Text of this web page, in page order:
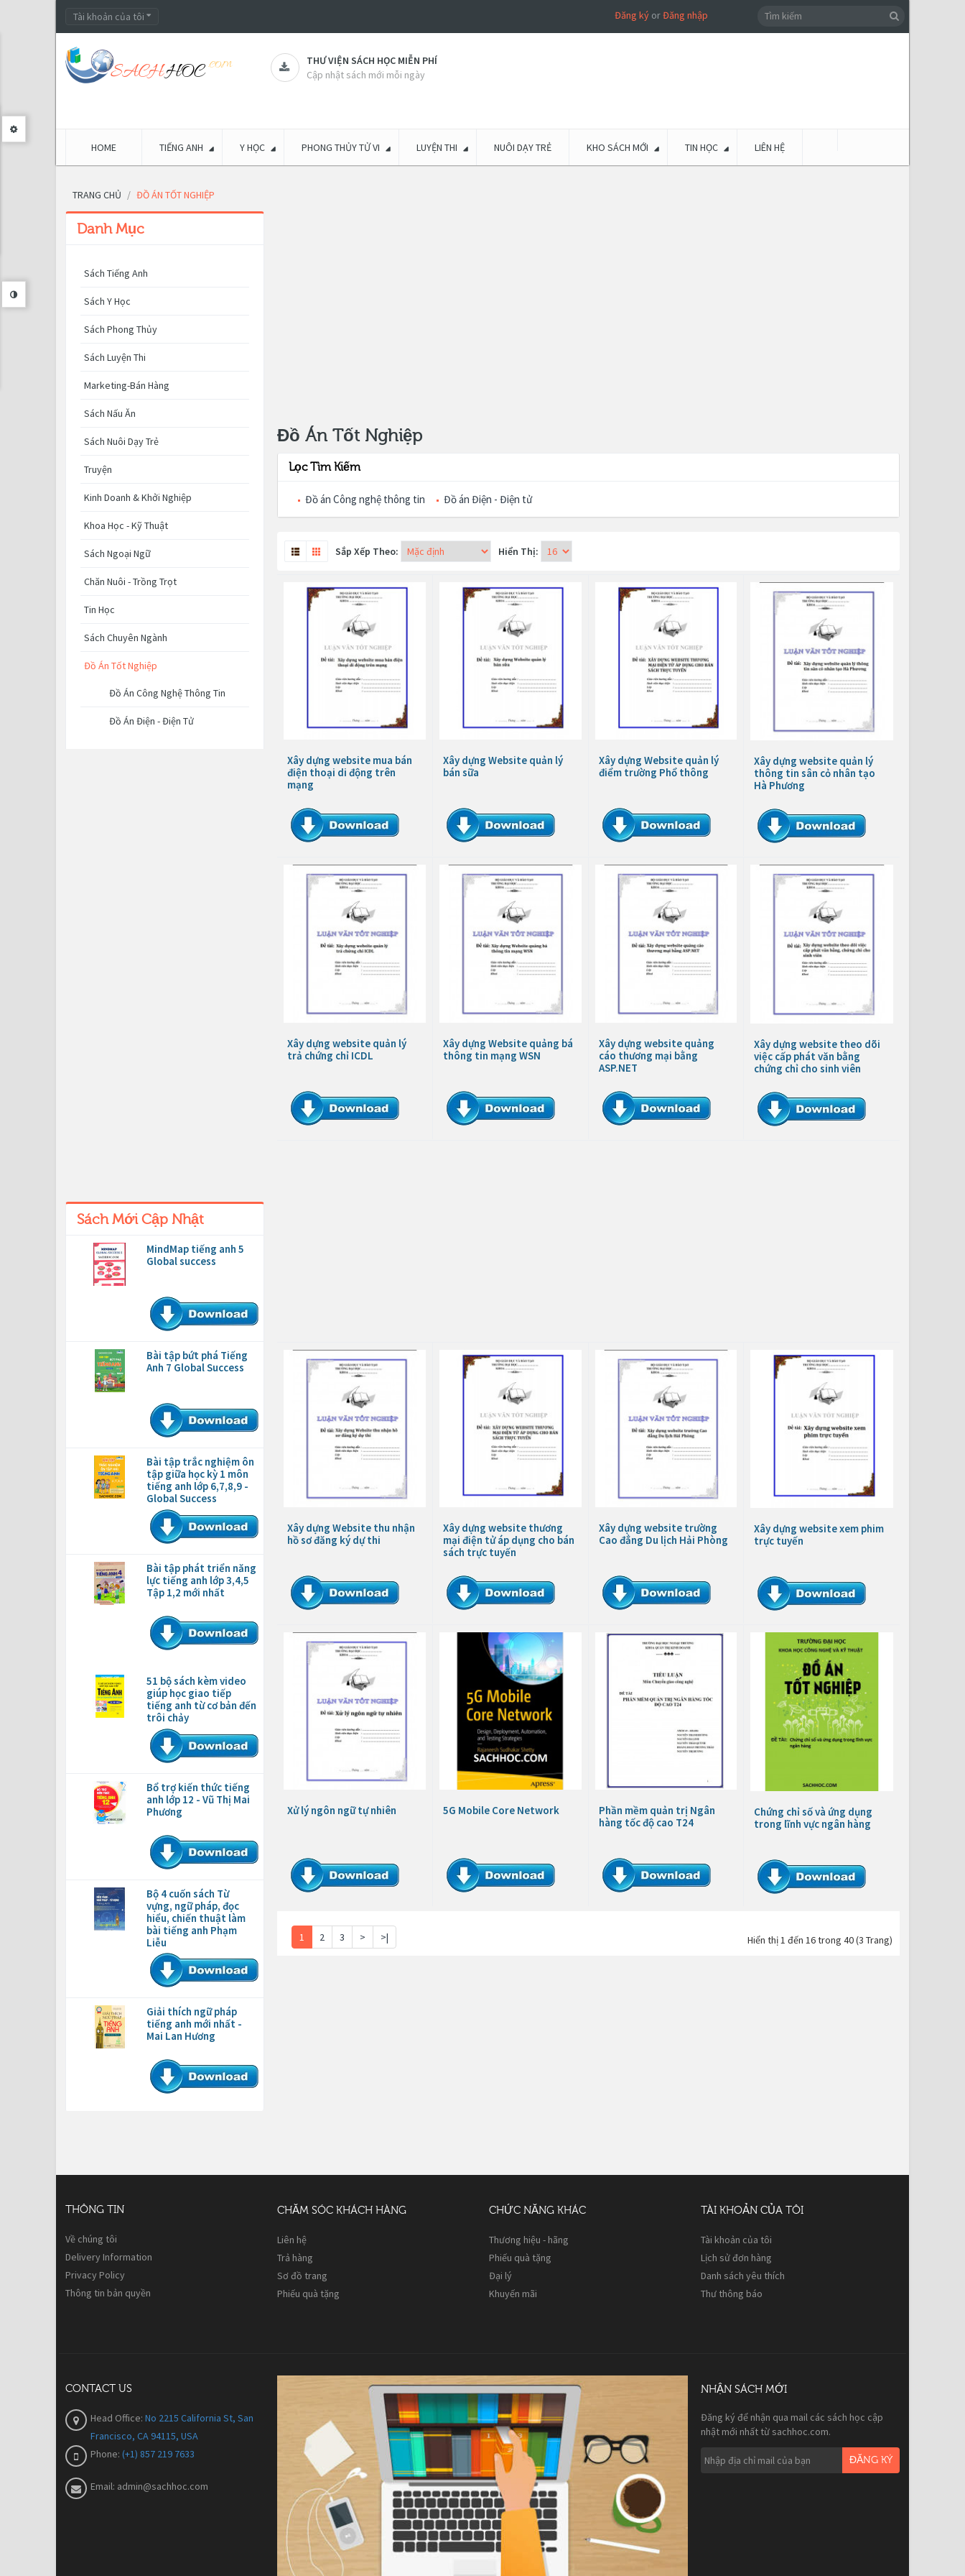
Tài khoản của tôi Đăng kýorĐăng nhập
THƯ VIỆN SÁCH HỌC MIỄN PHÍ
Cập nhật sách mới mỗi ngày
HOME TIẾNG ANH Y HỌC PHONG THỦY TỬ VI LUYỆN THI NUÔI DẠY TRẺ KHO SÁCH MỚI TIN HỌC LIÊN HỆ
TRANG CHỦ ĐỒ ÁN TỐT NGHIỆP
Danh Mục
Sách Tiếng Anh
Sách Y Học
Sách Phong Thủy
Sách Luyện Thi
Marketing-Bán Hàng
Sách Nấu Ăn
Sách Nuôi Dạy Trẻ
Truyện
Kinh Doanh & Khởi Nghiệp
Khoa Học - Kỹ Thuật
Sách Ngoại Ngữ
Chăn Nuôi - Trồng Trọt
Tin Học
Sách Chuyên Ngành
Đồ Án Tốt Nghiệp
Đồ Án Công Nghệ Thông Tin
Đồ Án Điện - Điện Tử
Sách Mới Cập Nhật
MindMap tiếng anh 5
Global success
Bài tập bứt phá Tiếng
Anh 7 Global Success
Bài tập trắc nghiệm ôn
tập giữa học kỳ 1 môn
tiếng anh lớp 6,7,8,9 -
Global Success
Bài tập phát triển năng
lực tiếng anh lớp 3,4,5
Tập 1,2 mới nhất
51 bộ sách kèm video
giúp học giao tiếp
tiếng anh từ cơ bản đến
trôi chảy
Bổ trợ kiến thức tiếng
anh lớp 12 - Vũ Thị Mai
Phương
Bộ 4 cuốn sách Từ
vựng, ngữ pháp, đọc
hiểu, chiến thuật làm
bài tiếng anh Phạm
Liễu
Giải thích ngữ pháp
tiếng anh mới nhất -
Mai Lan Hương
Đồ Án Tốt Nghiệp
Lọc Tìm Kiếm
Đồ án Công nghệ thông tin Đồ án Điện - Điện tử
Sắp Xếp Theo: Hiển Thị:
Xây dựng website mua bán
điện thoại di động trên
mạng
Xây dựng Website quản lý
bán sữa
Xây dựng Website quản lý
điểm trường Phổ thông
Xây dựng website quản lý
thông tin sân cỏ nhân tạo
Hà Phương
Xây dựng website quản lý
trả chứng chỉ ICDL
Xây dựng Website quảng bá
thông tin mạng WSN
Xây dựng website quảng
cáo thương mại bằng
ASP.NET
Xây dựng website theo dõi
việc cấp phát văn bằng
chứng chỉ cho sinh viên
Xây dựng Website thu nhận
hồ sơ đăng ký dự thi
Xây dựng website thương
mại điện tử áp dụng cho bán
sách trực tuyến
Xây dựng website trường
Cao đẳng Du lịch Hải Phòng
Xây dựng website xem phim
trực tuyến
Xử lý ngôn ngữ tự nhiên 5G Mobile Core Network
Phần mềm quản trị Ngân
hàng tốc độ cao T24
Chứng chỉ số và ứng dụng
trong lĩnh vực ngân hàng
1 2 3 > >| Hiển thị 1 đến 16 trong 40 (3 Trang)
THÔNG TIN
Về chúng tôi
Delivery Information
Privacy Policy
Thông tin bản quyền
CHĂM SÓC KHÁCH HÀNG
Liên hệ
Trả hàng
Sơ đồ trang
Phiếu quà tặng
CHỨC NĂNG KHÁC
Thương hiệu - hãng
Phiếu quà tặng
Đại lý
Khuyến mãi
TÀI KHOẢN CỦA TÔI
Tài khoản của tôi
Lịch sử đơn hàng
Danh sách yêu thích
Thư thông báo
CONTACT US
Head Office: No 2215 California St, San
Francisco, CA 94115, USA
Phone: (+1) 857 219 7633
Email: admin@sachhoc.com
NHẬN SÁCH MỚI
Đăng ký để nhận qua mail các sách học cập
nhật mới nhất từ sachhoc.com.
ĐĂNG KÝ